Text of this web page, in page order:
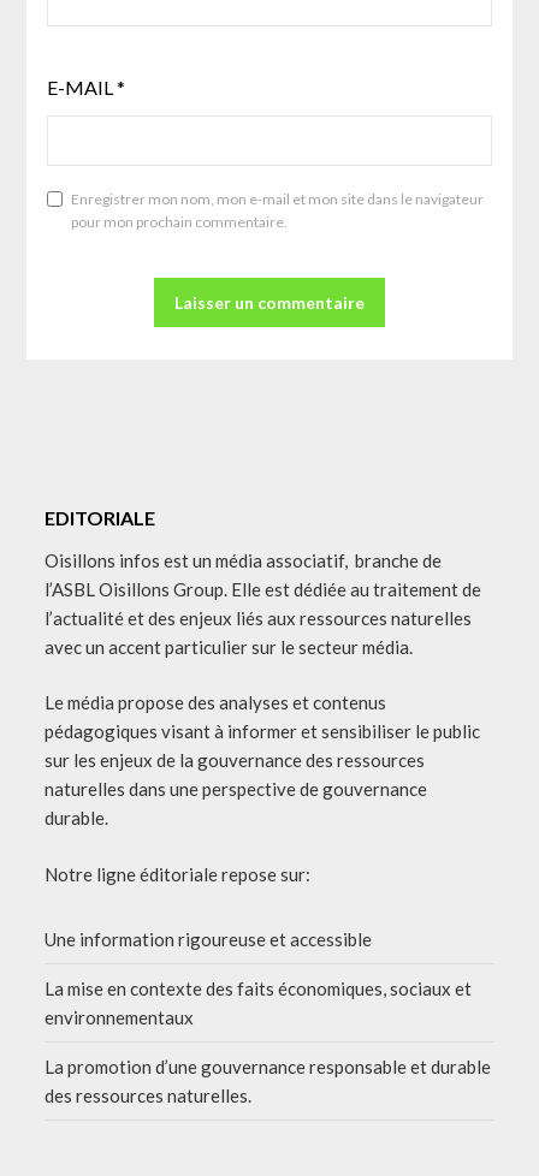
E-MAIL*
Enregistrer mon nom, mon e-mail et mon site dans le navigateur
pour mon prochain commentaire.
EDITORIALE
Oisillons infos est un média associatif, branche de
l’ASBL Oisillons Group. Elle est dédiée au traitement de
l’actualité et des enjeux liés aux ressources naturelles
avec un accent particulier sur le secteur média.
Le média propose des analyses et contenus
pédagogiques visant à informer et sensibiliser le public
sur les enjeux de la gouvernance des ressources
naturelles dans une perspective de gouvernance
durable.
Notre ligne éditoriale repose sur:
Une information rigoureuse et accessible
La mise en contexte des faits économiques, sociaux et
environnementaux
La promotion d’une gouvernance responsable et durable
des ressources naturelles.